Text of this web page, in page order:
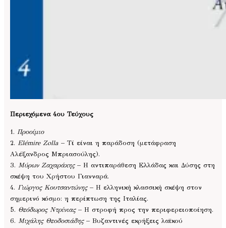
Περιεχόμενα 4ου Τεύχους
1. Προοίμιο
2. Elémire Zolla – Τί είναι η παράδοση (μετάφραση
Αλέξανδρος Μπριασούλης).
3. Μύρων Ζαχαράκης– Η αντιπαράθεση Ελλάδας και Δύσης στη
σκέψη του Χρήστου Γιανναρά.
4. Γιώργος Κουτσαντώνης– Η ελληνική κλασσική σκέψη στον
σημερινό κόσμο: η περίπτωση της Ιταλίας.
5. Θεόδωρος Ντρίνιας– Η στροφή προς την περιφερειοποίηση.
6. Μιχάλης Θεοδοσιάδης– Βυζαντινές εκρήξεις λαϊκού